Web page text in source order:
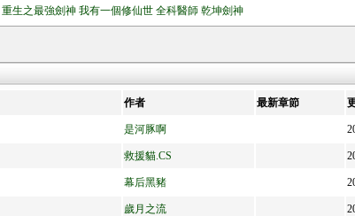
重生之最強劍神 我有一個修仙世 全科醫師 乾坤劍神
作者 最新章節
是河豚啊
救援貓.CS
幕后黑豬
歲月之流